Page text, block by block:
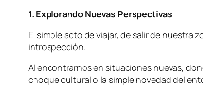
1. Explorando Nuevas Perspectivas
El simple acto de viajar, de salir de nuestra
introspección.
Al encontrarnos en situaciones nuevas,
choque cultural o la simple novedad del